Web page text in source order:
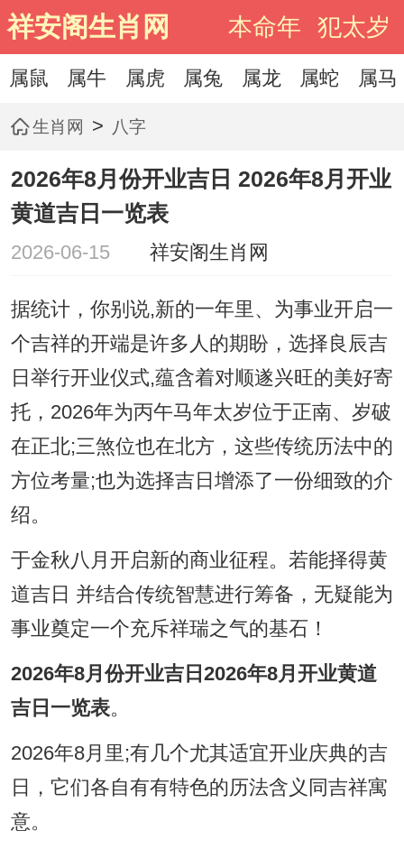
祥安阁生肖网 本命年 犯太岁
属鼠 属牛 属虎 属兔 属龙 属蛇 属马
生肖网 > 八字
2026年8月份开业吉日 2026年8月开业
黄道吉日一览表
2026-06-15 祥安阁生肖网
据统计，你别说,新的一年里、为事业开启一
个吉祥的开端是许多人的期盼，选择良辰吉
日举行开业仪式,蕴含着对顺遂兴旺的美好寄
托，2026年为丙午马年太岁位于正南、岁破
在正北;三煞位也在北方，这些传统历法中的
方位考量;也为选择吉日增添了一份细致的介
绍。
于金秋八月开启新的商业征程。若能择得黄
道吉日 并结合传统智慧进行筹备，无疑能为
事业奠定一个充斥祥瑞之气的基石！
2026年8月份开业吉日2026年8月开业黄道
吉日一览表。
2026年8月里;有几个尤其适宜开业庆典的吉
日，它们各自有有特色的历法含义同吉祥寓
意。